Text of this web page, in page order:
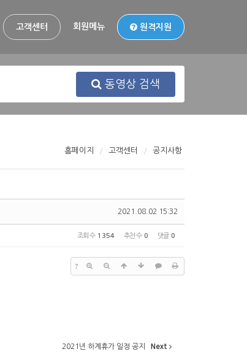
고객센터 회원메뉴 원격지원
동영상 검색
홈페이지 고객센터 공지사항
2021.08.02 15:32
조회 수 1354 추천 수 0 댓글 0
?
2021년 하계휴가 일정 공지 Next